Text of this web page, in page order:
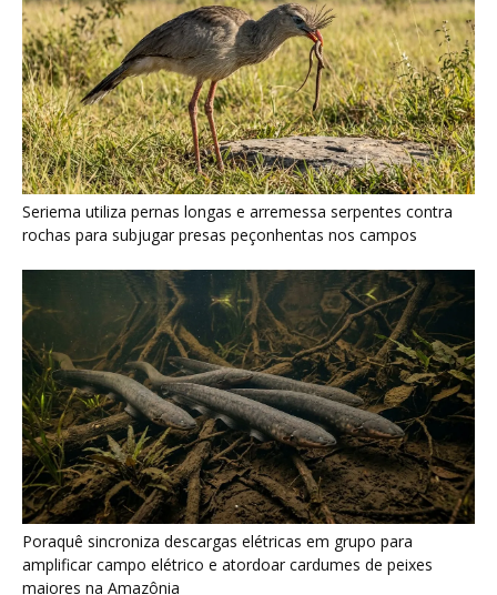
Seriema utiliza pernas longas e arremessa serpentes contra
rochas para subjugar presas peçonhentas nos campos
Poraquê sincroniza descargas elétricas em grupo para
amplificar campo elétrico e atordoar cardumes de peixes
maiores na Amazônia